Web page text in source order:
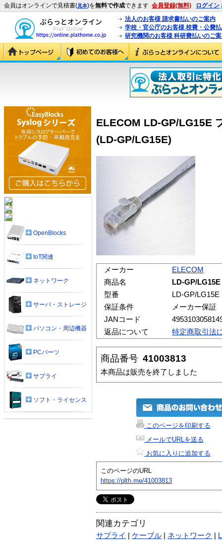
会員はオンラインで見積書(見本)を無料で作成できます 会員登録(無料) ログイン
法人のお客様 請求書払いのご案内
学校・官公庁のお客様 校費・公費
研究機関のお客様 科研費払いのご
ELECOM LD-GP/LG15E
(LD-GP/LG15E)
メーカー
ELECOM
商品名
LD-GP/
型番
LD-GP/LG15E
保証条件
メーカー保証
JANコード
返品について
特定商取引法
商品番号 41003813
本商品は販売を終了しました
このページを印刷する
メールでURLを送る
お気に入りに追加する
このページのURL
https://plth.me/41003813
関連カテゴリ
サプライ ケーブル ネットワーク
OpenBlocks
IoT関連
ネットワーク
サーバ・ストレージ
パソコン・周辺機器
PCパーツ
サプライ
ソフト・ライセンス